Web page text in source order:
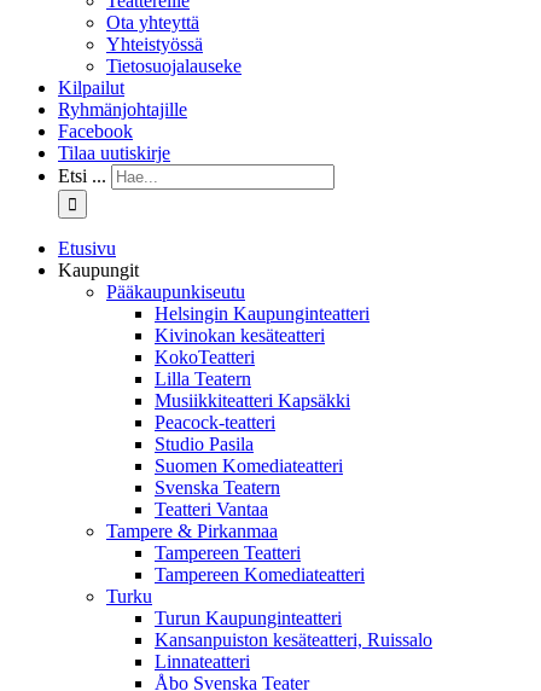
Ota yhteyttä
Yhteistyössä
Tietosuojalauseke
Kilpailut
Ryhmänjohtajille
Facebook
Tilaa uutiskirje
Etsi ...
Etusivu
Kaupungit
Pääkaupunkiseutu
Helsingin Kaupunginteatteri
Kivinokan kesäteatteri
KokoTeatteri
Lilla Teatern
Musiikkiteatteri Kapsäkki
Peacock-teatteri
Studio Pasila
Suomen Komediateatteri
Svenska Teatern
Teatteri Vantaa
Tampere & Pirkanmaa
Tampereen Teatteri
Tampereen Komediateatteri
Turku
Turun Kaupunginteatteri
Kansanpuiston kesäteatteri, Ruissalo
Linnateatteri
Åbo Svenska Teater